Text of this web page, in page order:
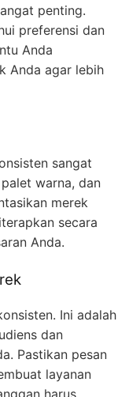
penting.
preferensi dan
Anda
Anda agar lebih
sangat
warna, dan
merek
secara
Anda.
Ini adalah
dan
Pastikan pesan
layanan